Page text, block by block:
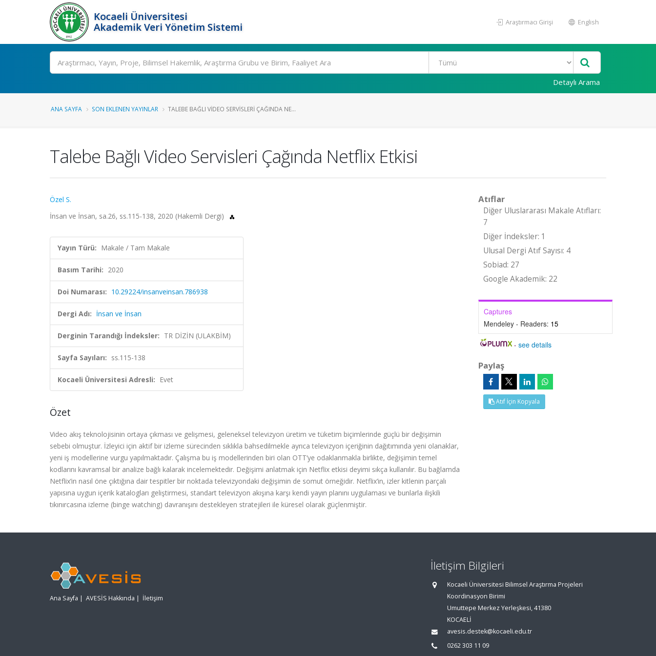
Kocaeli Üniversitesi
Akademik Veri Yönetim Sistemi
Araştırmacı Girişi English
Ara
Detaylı Arama
ANA SAYFA SON EKLENEN YAYINLAR TALEBE BAĞLI VIDEO SERVISLERI ÇAĞINDA NE...
Talebe Bağlı Video Servisleri Çağında Netflix Etkisi
Özel S.
İnsan ve İnsan, sa.26, ss.115-138, 2020 (Hakemli Dergi)
Yayın Türü: Makale / Tam Makale
Basım Tarihi: 2020
Doi Numarası: 10.29224/insanveinsan.786938
Dergi Adı: İnsan ve İnsan
Derginin Tarandığı İndeksler: TR DİZİN (ULAKBİM)
Sayfa Sayıları: ss.115-138
Kocaeli Üniversitesi Adresli: Evet
Özet
Video akış teknolojisinin ortaya çıkması ve gelişmesi, geleneksel televizyon üretim ve tüketim biçimlerinde güçlü bir değişimin
sebebi olmuştur. İzleyici için aktif bir izleme sürecinden sıklıkla bahsedilmekle ayrıca televizyon içeriğinin dağıtımında yeni olanaklar,
yeni iş modellerine vurgu yapılmaktadır. Çalışma bu iş modellerinden biri olan OTT’ye odaklanmakla birlikte, değişimin temel
kodlarını kavramsal bir analize bağlı kalarak incelemektedir. Değişimi anlatmak için Netflix etkisi deyimi sıkça kullanılır. Bu bağlamda
Netflix’in nasıl öne çıktığına dair tespitler bir noktada televizyondaki değişimin de somut örneğidir. Netflix’in, izler kitlenin parçalı
yapısına uygun içerik katalogları geliştirmesi, standart televizyon akışına karşı kendi yayın planını uygulaması ve bunlarla ilişkili
tıkınırcasına izleme (binge watching) davranışını destekleyen stratejileri ile küresel olarak güçlenmiştir.
Atıflar
Diğer Uluslararası Makale Atıfları:
7
Diğer İndeksler: 1
Ulusal Dergi Atıf Sayısı: 4
Sobiad: 27
Google Akademik: 22
Captures
Mendeley - Readers: 15
-see details
Paylaş
Atıf İçin Kopyala
Ana Sayfa | AVESİS Hakkında | İletişim
İletişim Bilgileri
Kocaeli Üniversitesi Bilimsel Araştırma Projeleri
Koordinasyon Birimi
Umuttepe Merkez Yerleşkesi, 41380
KOCAELİ
avesis.destek@kocaeli.edu.tr
0262 303 11 09